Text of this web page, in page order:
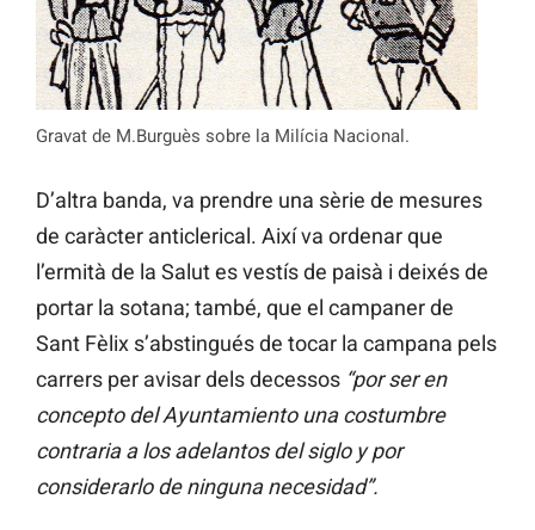
Gravat de M.Burguès sobre la Milícia Nacional.
D’altra banda, va prendre una sèrie de mesures
de caràcter anticlerical. Així va ordenar que
l’ermità de la Salut es vestís de paisà i deixés de
portar la sotana; també, que el campaner de
Sant Fèlix s’abstingués de tocar la campana pels
carrers per avisar dels decessos “por ser en
concepto del Ayuntamiento una costumbre
contraria a los adelantos del siglo y por
considerarlo de ninguna necesidad”.